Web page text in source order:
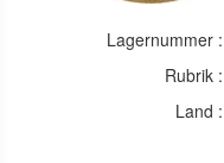
Lagernummer :
Rubrik :
Land :